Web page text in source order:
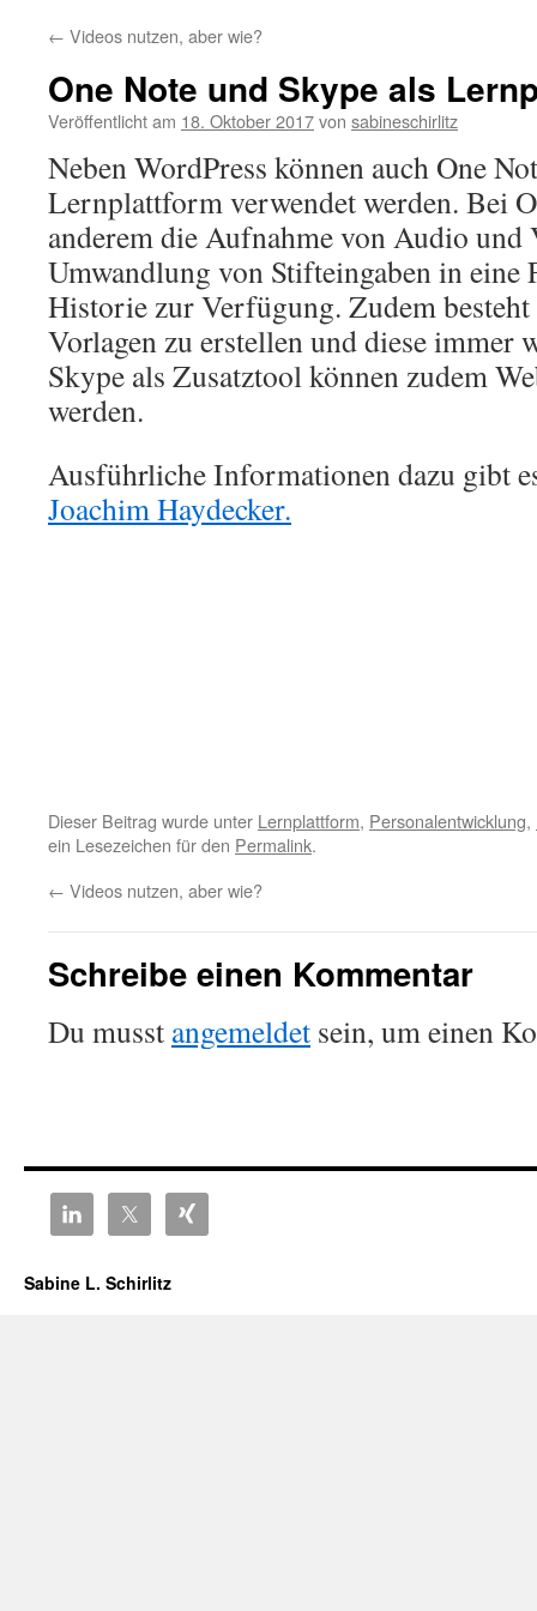
← Videos nutzen, aber wie?
One Note und Skype als
Veröffentlicht am 18. Oktober 2017von sabineschirlitz
Neben WordPress können auch One
Lernplattform verwendet werden. Bei
anderem die Aufnahme von Audio und
Umwandlung von Stifteingaben in eine
Historie zur Verfügung. Zudem
Vorlagen zu erstellen und diese immer
Skype als Zusatztool können zudem
werden.
Ausführliche Informationen dazu gibt
Joachim Haydecker.
Dieser Beitrag wurde unter Lernplattform, Personalentwicklung,
ein Lesezeichen für den Permalink.
← Videos nutzen, aber wie?
Schreibe einen Kommentar
Du musst angemeldet sein, um einen
Sabine L. Schirlitz